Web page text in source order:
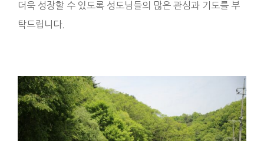
더욱 성장할 수 있도록 성도님들의 많은 관심과 기도를 부
탁드립니다.